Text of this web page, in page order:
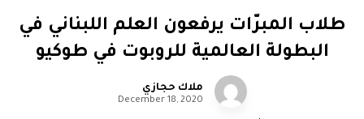
طلاب المبرّات يرفعون العلم اللبناني في
البطولة العالمية للروبوت في طوكيو
ملاك حجازي
December 18, 2020